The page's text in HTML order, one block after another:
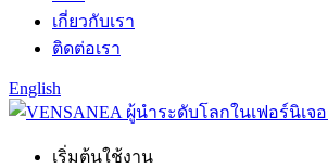
เกี่ยวกับเรา
ติดต่อเรา
English
เริ่มต้นใช้งาน